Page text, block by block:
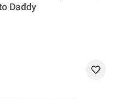
Daddy